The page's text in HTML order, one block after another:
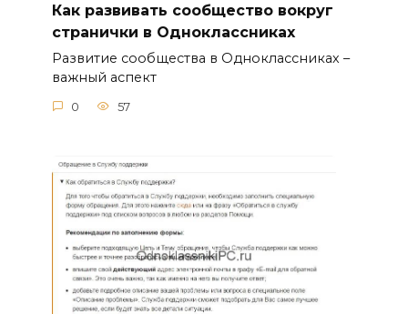
Как развивать сообщество вокруг
странички в Одноклассниках
Развитие сообщества в Одноклассниках –
важный аспект
0 57